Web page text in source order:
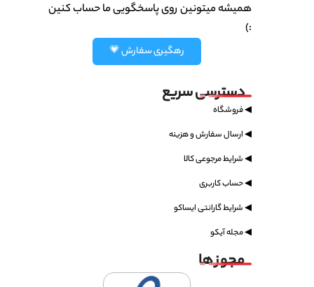
همیشه میتونین روی پاسخگویی ما حساب کنین
:)
رهگیری سفارش 💗
دسترسی سریع
◀ فروشگاه
◀ ارسال سفارش و هزینه
◀ شرایط مرجوعی کالا
◀ حساب کاربری
◀ شرایط گارانتی ایساکو
◀ مجله آیکو
مجوز ها